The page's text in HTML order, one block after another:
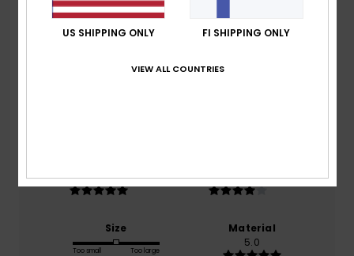
Average Score
4.0
5.0
4.0
Size
Too small Too large
Material
5.0
US SHIPPING ONLY FI SHIPPING ONLY
VIEW ALL COUNTRIES